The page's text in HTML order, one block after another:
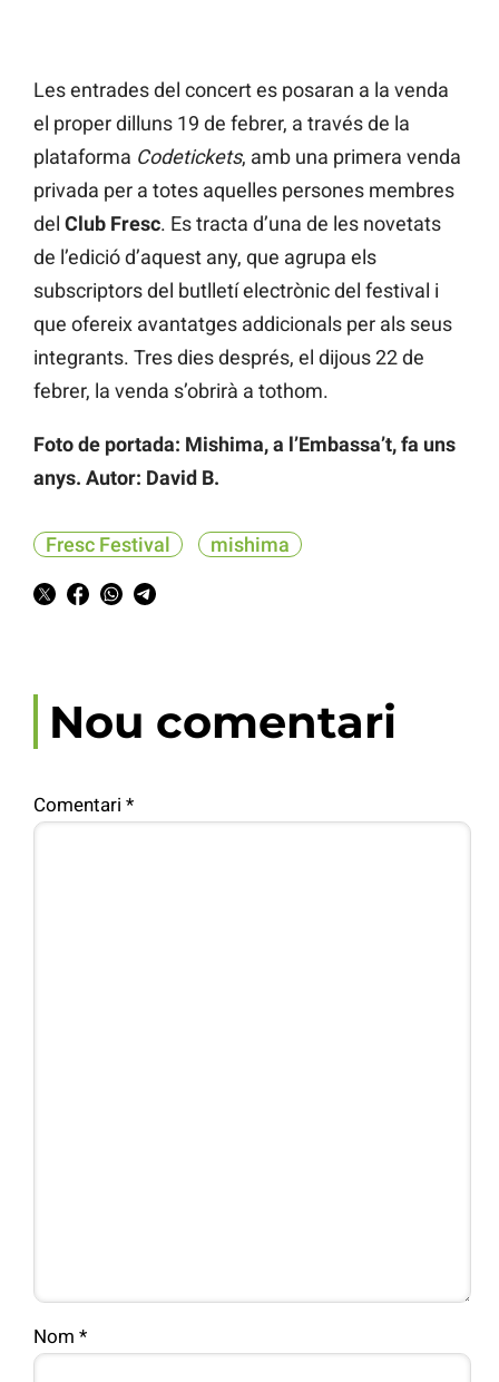
Les entrades del concert es posaran a la venda
el proper dilluns 19 de febrer, a través de la
plataforma Codetickets, amb una primera venda
privada per a totes aquelles persones membres
del Club Fresc. Es tracta d’una de les novetats
de l’edició d’aquest any, que agrupa els
subscriptors del butlletí electrònic del festival i
que ofereix avantatges addicionals per als seus
integrants. Tres dies després, el dijous 22 de
febrer, la venda s’obrirà a tothom.
Foto de portada: Mishima, a l’Embassa’t, fa uns
anys. Autor: David B.
Fresc Festival mishima
Nou comentari
Comentari *
Nom *